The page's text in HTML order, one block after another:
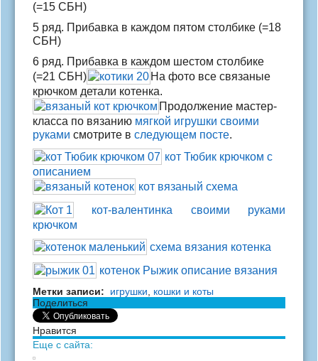
(=15 СБН)
5 ряд. Прибавка в каждом пятом столбике (=18
СБН)
6 ряд. Прибавка в каждом шестом столбике
(=21 СБН)
На фото все связаные
крючком детали котенка.
Продолжение мастер-
класса по вязанию мягкой игрушки своими
руками смотрите в следующем посте.
кот Тюбик крючком с
описанием
кот вязаный схема
кот-валентинка своими руками
крючком
схема вязания котенка
котенок Рыжик описание вязания
Метки записи: игрушки
кошки и коты
Поделиться
Нравится
Еще с сайта: